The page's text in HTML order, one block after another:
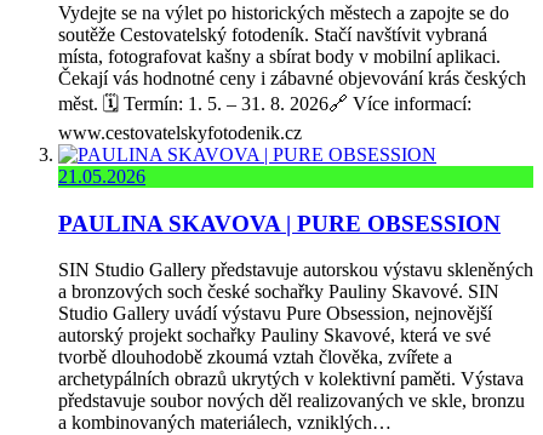
Vydejte se na výlet po historických městech a zapojte se do
soutěže Cestovatelský fotodeník. Stačí navštívit vybraná
místa, fotografovat kašny a sbírat body v mobilní aplikaci.
Čekají vás hodnotné ceny i zábavné objevování krás českých
měst. 🗓️ Termín: 1. 5. – 31. 8. 2026🔗 Více informací:
www.cestovatelskyfotodenik.cz
21.05.2026
PAULINA SKAVOVA | PURE OBSESSION
SIN Studio Gallery představuje autorskou výstavu skleněných
a bronzových soch české sochařky Pauliny Skavové. SIN
Studio Gallery uvádí výstavu Pure Obsession, nejnovější
autorský projekt sochařky Pauliny Skavové, která ve své
tvorbě dlouhodobě zkoumá vztah člověka, zvířete a
archetypálních obrazů ukrytých v kolektivní paměti. Výstava
představuje soubor nových děl realizovaných ve skle, bronzu
a kombinovaných materiálech, vzniklých…